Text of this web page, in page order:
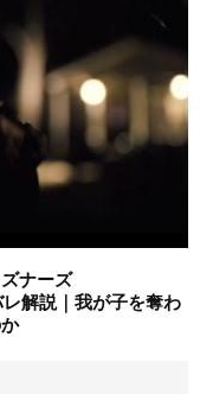
ナーズ
レ解説｜我が子を奪わ